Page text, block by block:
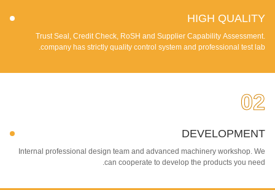
HIGH QUALITY
Trust Seal, Credit Check, RoSH and Supplier Capability Assessment.
company has strictly quality control system and professional test lab.
02
DEVELOPMENT
Internal professional design team and advanced machinery workshop. We
can cooperate to develop the products you need.